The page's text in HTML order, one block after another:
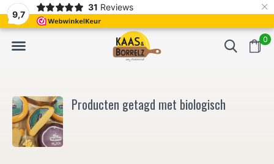
9,7
31 Reviews ×
0
Vers van het mes en gevacumeerd Vaak volgende
Producten getagd met biologisch